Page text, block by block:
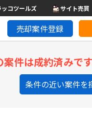
ッコツールズ サイト売買
売却案件登録
案件は成約済みです
条件の近い案件を